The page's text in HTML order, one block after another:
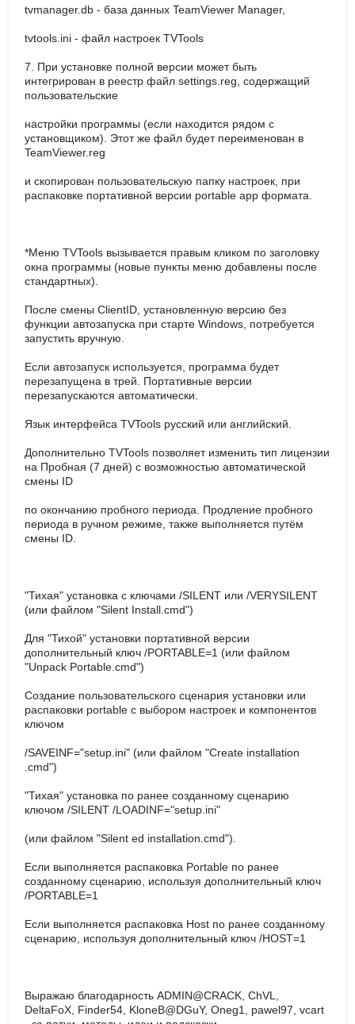
tvmanager.db - база данных TeamViewer Manager,
tvtools.ini - файл настроек TVTools
7. При установке полной версии может быть
интегрирован в реестр файл settings.reg, содержащий
пользовательские
настройки программы (если находится рядом с
установщиком). Этот же файл будет переименован в
TeamViewer.reg
и скопирован пользовательскую папку настроек, при
распаковке портативной версии portable app формата.
*Меню TVTools вызывается правым кликом по заголовку
окна программы (новые пункты меню добавлены после
стандартных).
После смены ClientID, установленную версию без
функции автозапуска при старте Windows, потребуется
запустить вручную.
Если автозапуск используется, программа будет
перезапущена в трей. Портативные версии
перезапускаются автоматически.
Язык интерфейса TVTools русский или английский.
Дополнительно TVTools позволяет изменить тип лицензии
на Пробная (7 дней) с возможностью автоматической
смены ID
по окончанию пробного периода. Продление пробного
периода в ручном режиме, также выполняется путём
смены ID.
"Тихая" установка с ключами /SILENT или /VERYSILENT
(или файлом "Silent Install.cmd")
Для "Тихой" установки портативной версии
дополнительный ключ /PORTABLE=1 (или файлом
"Unpack Portable.cmd")
Создание пользовательского сценария установки или
распаковки portable с выбором настроек и компонентов
ключом
/SAVEINF="setup.ini" (или файлом "Create installation
.cmd")
"Тихая" установка по ранее созданному сценарию
ключом /SILENT /LOADINF="setup.ini"
(или файлом "Silent ed installation.cmd").
Если выполняется распаковка Portable по ранее
созданному сценарию, используя дополнительный ключ
/PORTABLE=1
Если выполняется распаковка Host по ранее созданному
сценарию, используя дополнительный ключ /HOST=1
Выражаю благодарность ADMIN@CRACK, ChVL,
DeltaFoX, Finder54, KloneB@DGuY, Oneg1, pawel97, vcart